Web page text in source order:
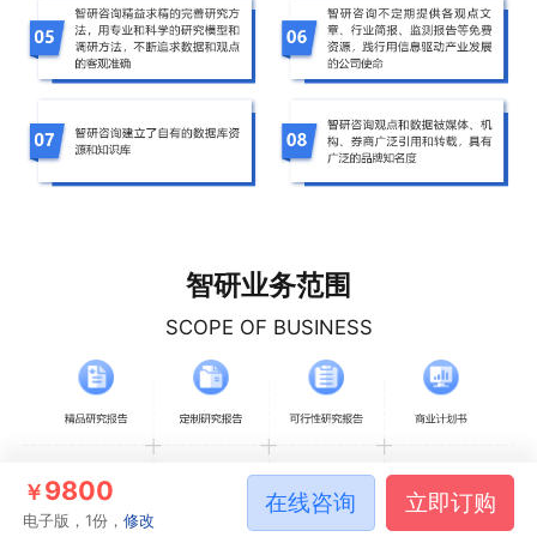
智研业务范围
SCOPE OF BUSINESS
￥9800
电子版，1份，修改
在线咨询 立即订购